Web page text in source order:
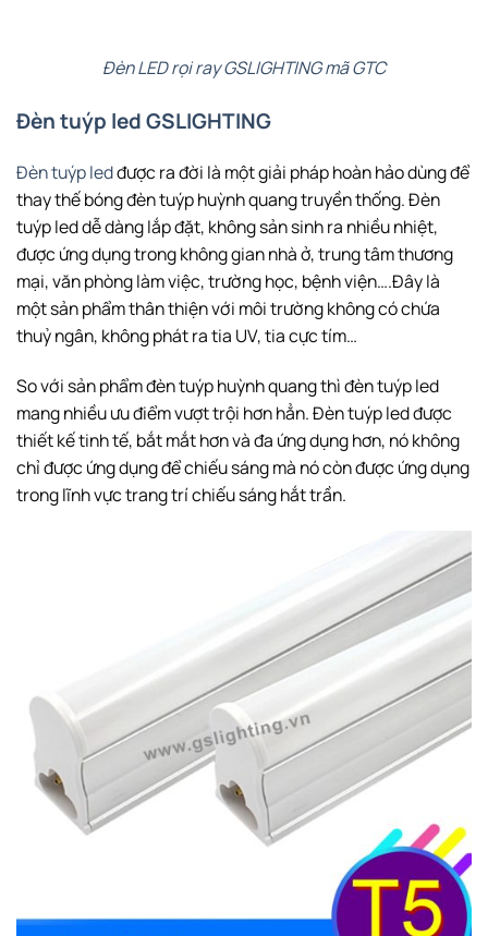
Đèn LED rọi ray GSLIGHTING mã GTC
Đèn tuýp led GSLIGHTING
Đèn tuýp ledđược ra đời là một giải pháp hoàn hảo dùng để
thay thế bóng đèn tuýp huỳnh quang truyền thống. Đèn
tuýp led dễ dàng lắp đặt, không sản sinh ra nhiều nhiệt,
được ứng dụng trong không gian nhà ở, trung tâm thương
mại, văn phòng làm việc, trường học, bệnh viện….Đây là
một sản phẩm thân thiện với môi trường không có chứa
thuỷ ngân, không phát ra tia UV, tia cực tím…
So với sản phẩm đèn tuýp huỳnh quang thì đèn tuýp led
mang nhiều ưu điểm vượt trội hơn hẳn. Đèn tuýp led được
thiết kế tinh tế, bắt mắt hơn và đa ứng dụng hơn, nó không
chỉ được ứng dụng để chiếu sáng mà nó còn được ứng dụng
trong lĩnh vực trang trí chiếu sáng hắt trần.